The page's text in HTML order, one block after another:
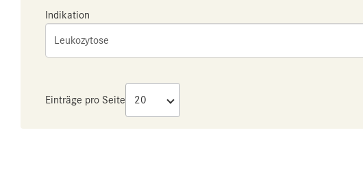
Indikation
Leukozytose
Einträge pro Seite